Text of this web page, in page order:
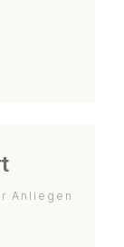
Anliegen